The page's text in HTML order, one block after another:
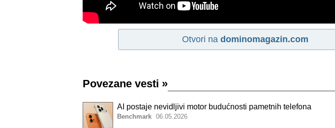
Otvori na dominomagazin.com
Povezane vesti »
AI postaje nevidljivi motor budućnosti pametnih telefona
Benchmark 06.05.2026